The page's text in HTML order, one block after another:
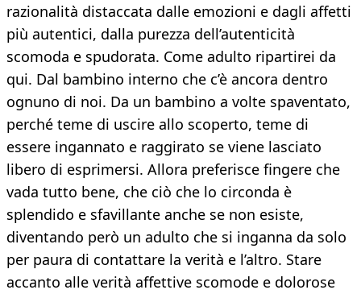
razionalità distaccata dalle emozioni e dagli affetti
più autentici, dalla purezza dell’autenticità
scomoda e spudorata. Come adulto ripartirei da
qui. Dal bambino interno che c’è ancora dentro
ognuno di noi. Da un bambino a volte spaventato,
perché teme di uscire allo scoperto, teme di
essere ingannato e raggirato se viene lasciato
libero di esprimersi. Allora preferisce fingere che
vada tutto bene, che ciò che lo circonda è
splendido e sfavillante anche se non esiste,
diventando però un adulto che si inganna da solo
per paura di contattare la verità e l’altro. Stare
accanto alle verità affettive scomode e dolorose